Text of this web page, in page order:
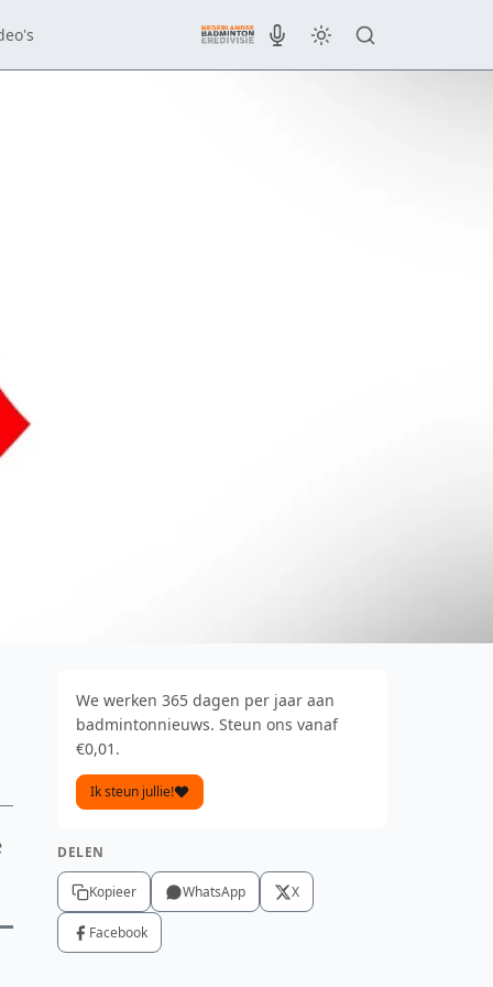
We werken 365 dagen per jaar aan
badmintonnieuws. Steun ons vanaf
€0,01.
Ik steun jullie!
DELEN
Kopieer WhatsApp X
Facebook